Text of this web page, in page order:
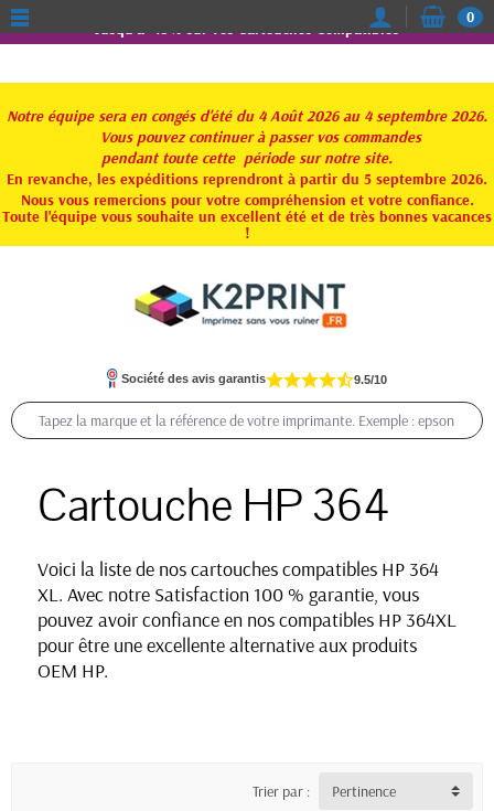
Jusqu'à -15% sur vos Cartouches Compatibles
Notre équipe sera en congés d'été du 4 Août 2026 au 4 septembre 2026.
Vous pouvez continuer à passer vos commandes
pendant toute cette période sur notre site.
En revanche, les expéditions reprendront à partir du 5 septembre 2026.
Nous vous remercions pour votre compréhension et votre confiance.
Toute l'équipe vous souhaite un excellent été et de très bonnes vacances
!
0
Société des avis garantis 9.5/10
Cartouche HP 364
Voici la liste de nos cartouches compatibles HP 364
XL. Avec notre Satisfaction 100 % garantie, vous
pouvez avoir confiance en nos compatibles HP 364XL
pour être une excellente alternative aux produits
OEM HP.
Trier par : Pertinence